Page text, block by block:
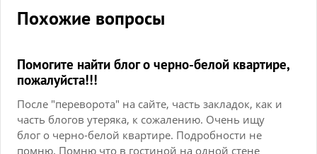
Похожие вопросы
Помогите найти блог о черно-белой квартире,
пожалуйста!!!
После "переворота" на сайте, часть закладок, как и
часть блогов утеряка, к сожалению. Очень ищу
блог о черно-белой квартире. Подробности не
помню. Помню что в гостиной на одной стене